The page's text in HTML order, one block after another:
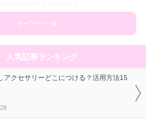
キーワード一覧
人気記事ランキング
アクセサリーどこにつける？活用方法15